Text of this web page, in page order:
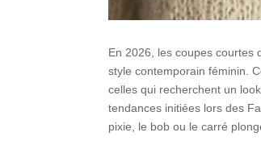
En 2026, les coupes courtes
style contemporain féminin.
celles qui recherchent un
tendances initiées lors des
pixie, le bob ou le carré